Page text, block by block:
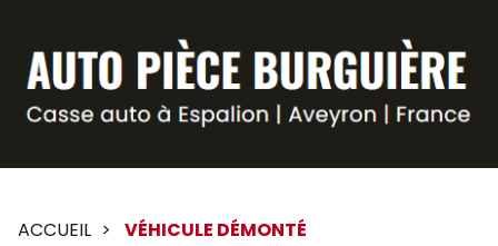
ACCUEIL VÉHICULE DÉMONTÉ